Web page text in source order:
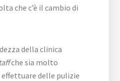
che c’è il cambio di
della clinica
che sia molto
effettuare delle pulizie